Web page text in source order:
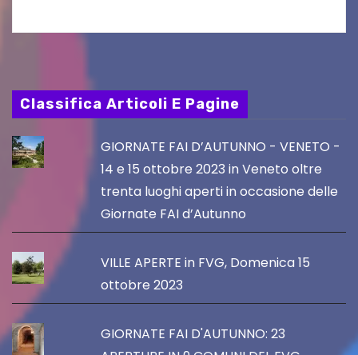
Classifica Articoli E Pagine
GIORNATE FAI D’AUTUNNO - VENETO -
14 e 15 ottobre 2023 in Veneto oltre
trenta luoghi aperti in occasione delle
Giornate FAI d’Autunno
VILLE APERTE in FVG, Domenica 15
ottobre 2023
GIORNATE FAI D'AUTUNNO: 23